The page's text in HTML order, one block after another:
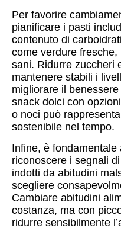
Per favorire
pianificare i pasti
contenuto di
come verdure
sani. Ridurre zuccheri
mantenere stabili i
migliorare il
snack dolci con
o noci può
sostenibile nel tempo.
Infine, è
riconoscere i segnali
indotti da abitudini
scegliere
Cambiare abitudini
costanza, ma con
ridurre sensibilmente